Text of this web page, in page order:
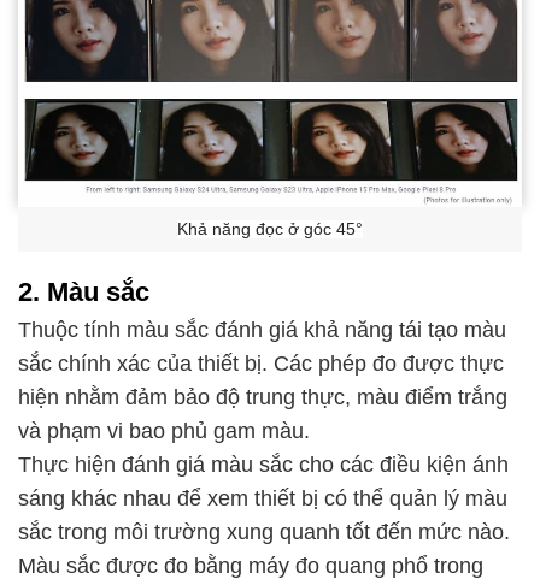
Khả năng đọc ở góc 45°
2. Màu sắc
Thuộc tính màu sắc đánh giá khả năng tái tạo màu
sắc chính xác của thiết bị. Các phép đo được thực
hiện nhằm đảm bảo độ trung thực, màu điểm trắng
và phạm vi bao phủ gam màu.
Thực hiện đánh giá màu sắc cho các điều kiện ánh
sáng khác nhau để xem thiết bị có thể quản lý màu
sắc trong môi trường xung quanh tốt đến mức nào.
Màu sắc được đo bằng máy đo quang phổ trong